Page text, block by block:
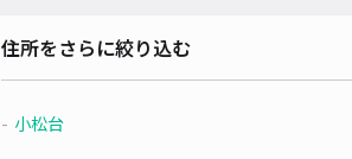
住所をさらに絞り込む
小松台